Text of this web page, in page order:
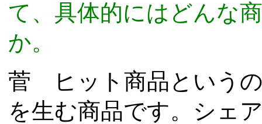
て、具体的にはどんな
か。
菅 ヒット商品という
を生む商品です。シェ